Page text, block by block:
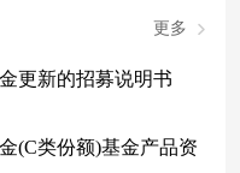
更多
更新的招募说明书
(C类份额)基金产品资